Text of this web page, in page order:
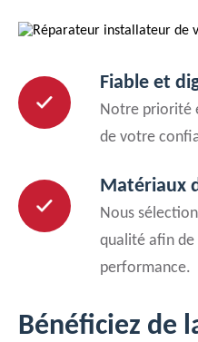
Fiable et
Notre priorité
de votre
Matériaux
Nous
qualité afin
performance.
Bénéficiez de